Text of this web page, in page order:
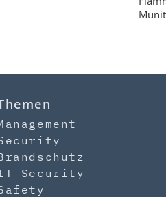
Security